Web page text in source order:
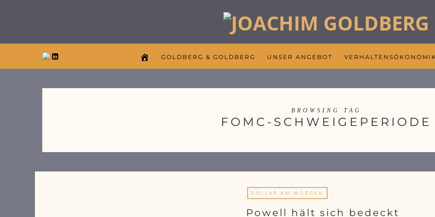
GOLDBERG & GOLDBERG UNSER ANGEBOT VERHALTENSÖKONOMIK
BROWSING TAG
FOMC-SCHWEIGEPERIODE
DOLLAR AM MORGEN
Powell hält sich bedeckt